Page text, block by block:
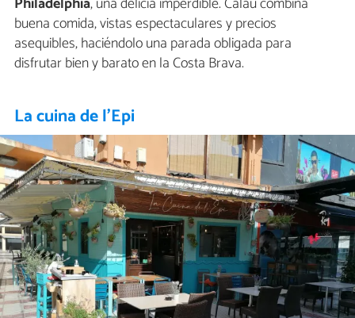
buena comida, vistas espectaculares y precios
asequibles, haciéndolo una parada obligada para
disfrutar bien y barato en la Costa Brava.
La cuina de l’Epi